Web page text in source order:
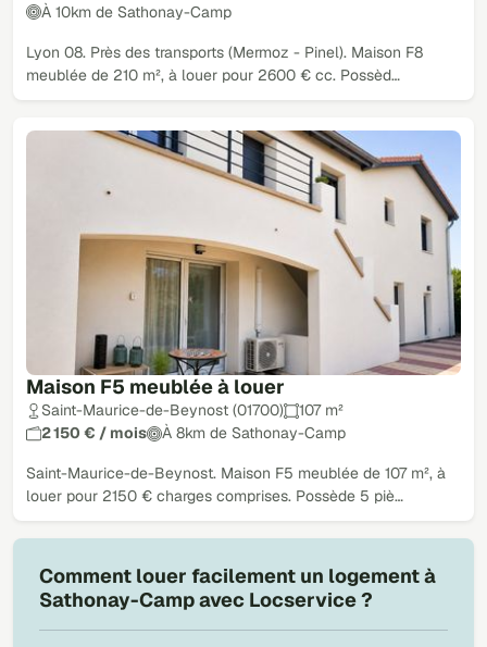
À 10km de Sathonay-Camp
Lyon 08. Près des transports (Mermoz - Pinel). Maison F8
meublée de 210 m², à louer pour 2600 € cc. Possèd…
Maison F5 meublée à louer
Saint-Maurice-de-Beynost (01700)
107 m²
2 150 € / mois
À 8km de Sathonay-Camp
Saint-Maurice-de-Beynost. Maison F5 meublée de 107 m², à
louer pour 2150 € charges comprises. Possède 5 piè…
Comment louer facilement un logement à
Sathonay-Camp avec Locservice ?